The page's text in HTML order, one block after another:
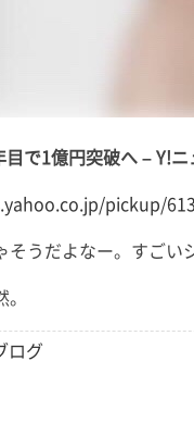
目で1億円突破へ – Y!
pickup/
そうだよなー。すごい
ログ